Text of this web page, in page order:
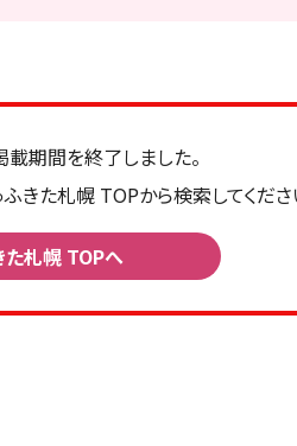
期間を終了しました。
きた札幌 TOPから検索してくださ
た札幌 TOPへ